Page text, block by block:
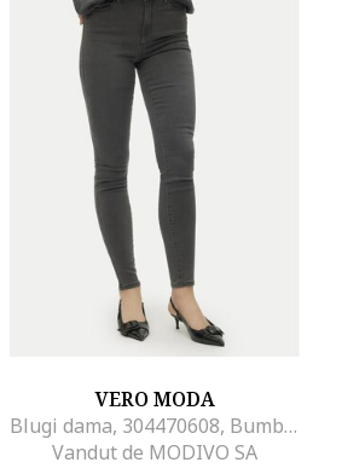
VERO MODA
Blugi dama, 304470608, Bumbac/Poliester, XS-L30 EU, Gri
Vandut de MODIVO SA